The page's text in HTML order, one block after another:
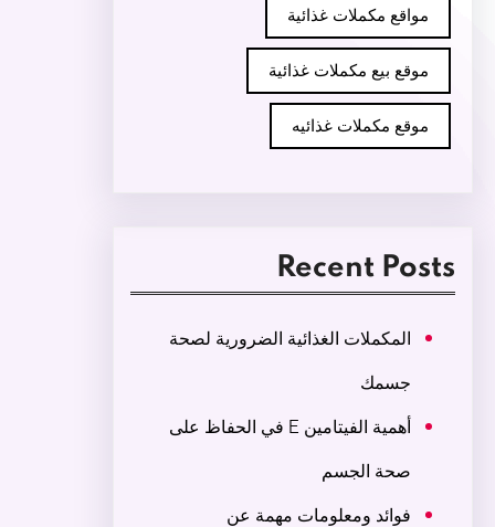
مواقع مكملات غذائية
موقع بيع مكملات غذائية
موقع مكملات غذائيه
Recent Posts
المكملات الغذائية الضرورية لصحة
جسمك
أهمية الفيتامين E في الحفاظ على
صحة الجسم
فوائد ومعلومات مهمة عن